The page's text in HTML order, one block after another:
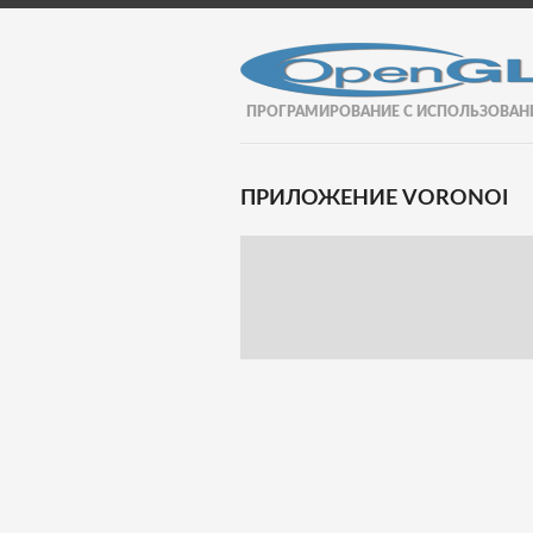
ПРОГРАМИРОВАНИЕ С
ПРИЛОЖЕНИЕ VORONOI